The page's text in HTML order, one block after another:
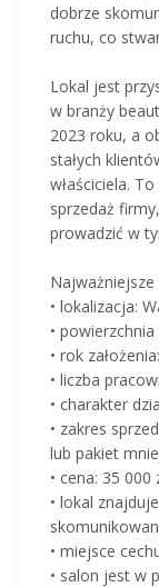
dobrze
ruchu, co
Lokal jest
w branży
2023 roku, a
stałych
właściciela.
sprzedaż
prowadzić w
• lokalizacja:
•
• rok
• liczba
• charakter
• zakres
lub pakiet
• cena: 35 000
• lokal
• miejsce
• salon jest w